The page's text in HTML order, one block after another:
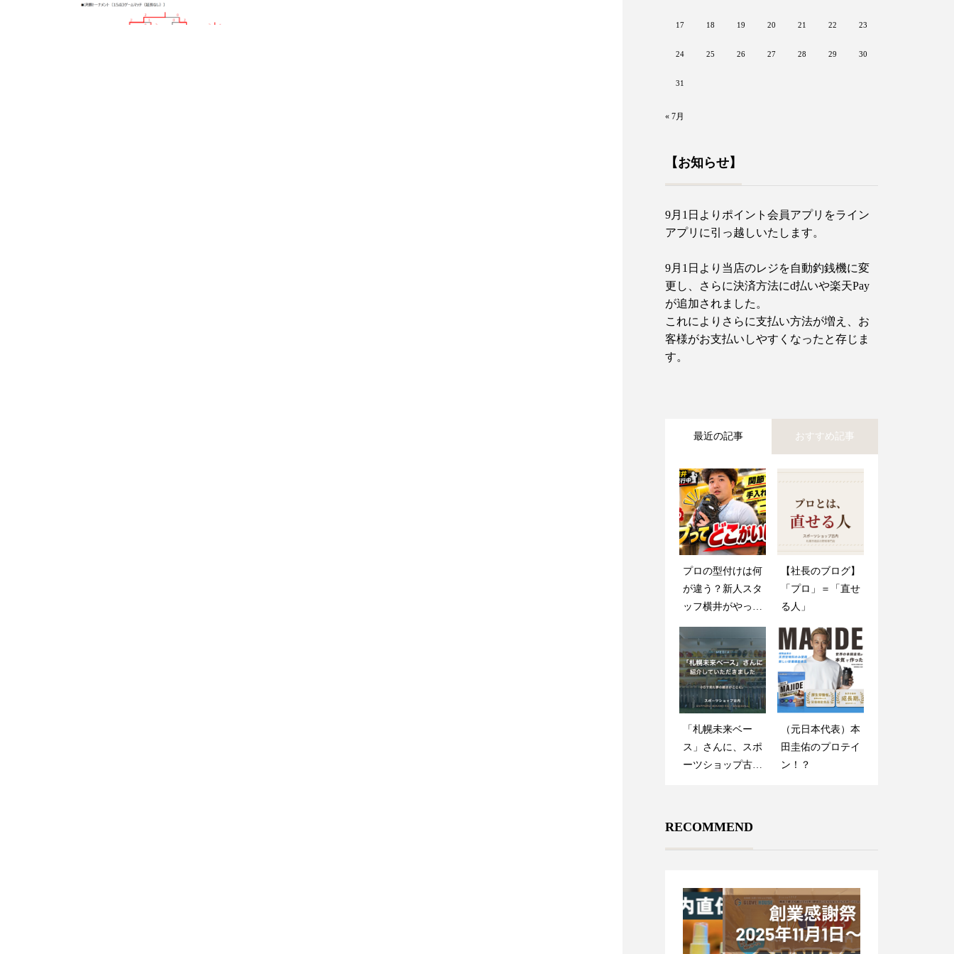
17 18 19 20 21 22 23
24 25 26 27 28 29 30
31
« 7月
【お知らせ】
9月1日よりポイント会員アプリをライン
アプリに引っ越しいたします。
9月1日より当店のレジを自動釣銭機に変
更し、さらに決済方法にd払いや楽天Pay
が追加されました。
これによりさらに支払い方法が増え、お
客様がお支払いしやすくなったと存じま
す。
最近の記事 おすすめ記事
プロの型付けは何
が違う？新人スタ
ッフ横井がやって
みてわかった「い
い型」の正体
【社長のブログ】
「プロ」＝「直せ
る人」
「札幌未来ベー
ス」さんに、スポ
ーツショップ古内
（元日本代表）本
田圭佑のプロテイ
ン！？
創業感謝祭2025開
催のお知らせ
木製バットが折れ
ても心配しない
で！
グラブメンテナン
ス指南書
RECOMMEND